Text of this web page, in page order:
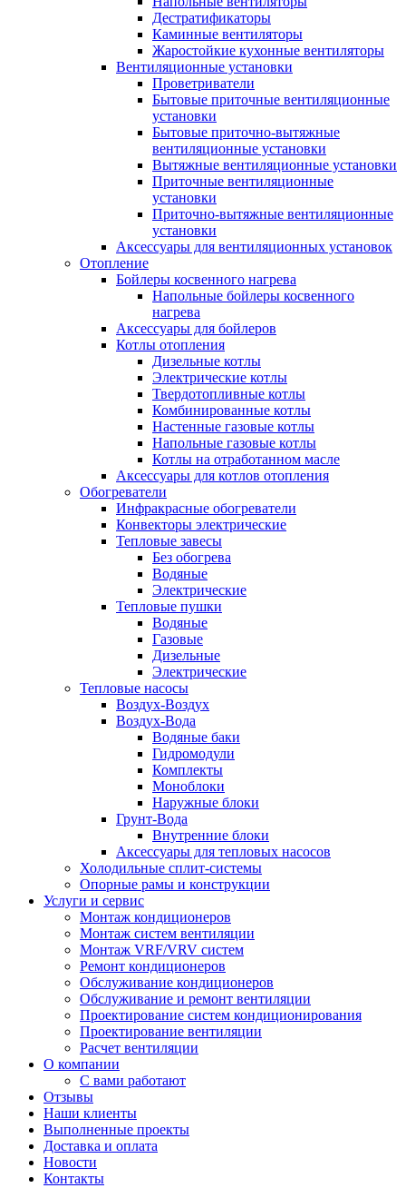
Дестратификаторы
Каминные вентиляторы
Жаростойкие кухонные вентиляторы
Вентиляционные установки
Проветриватели
Бытовые приточные вентиляционные
установки
Бытовые приточно-вытяжные
вентиляционные установки
Вытяжные вентиляционные установки
Приточные вентиляционные
установки
Приточно-вытяжные вентиляционные
установки
Аксессуары для вентиляционных установок
Отопление
Бойлеры косвенного нагрева
Напольные бойлеры косвенного
нагрева
Аксессуары для бойлеров
Котлы отопления
Дизельные котлы
Электрические котлы
Твердотопливные котлы
Комбинированные котлы
Настенные газовые котлы
Напольные газовые котлы
Котлы на отработанном масле
Аксессуары для котлов отопления
Обогреватели
Инфракрасные обогреватели
Конвекторы электрические
Тепловые завесы
Без обогрева
Водяные
Электрические
Тепловые пушки
Водяные
Газовые
Дизельные
Электрические
Тепловые насосы
Воздух-Воздух
Воздух-Вода
Водяные баки
Гидромодули
Комплекты
Моноблоки
Наружные блоки
Грунт-Вода
Внутренние блоки
Аксессуары для тепловых насосов
Холодильные сплит-системы
Опорные рамы и конструкции
Услуги и сервис
Монтаж кондиционеров
Монтаж систем вентиляции
Монтаж VRF/VRV систем
Ремонт кондиционеров
Обслуживание кондиционеров
Обслуживание и ремонт вентиляции
Проектирование систем кондиционирования
Проектирование вентиляции
Расчет вентиляции
О компании
С вами работают
Отзывы
Наши клиенты
Выполненные проекты
Доставка и оплата
Новости
Контакты